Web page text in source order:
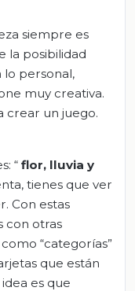
siempre es
la posibilidad
lo personal,
muy creativa.
crear un juego.
“ flor, lluvia y
tienes que ver
Con estas
con otras
“categorías”
que están
es que